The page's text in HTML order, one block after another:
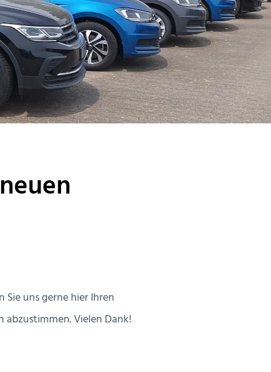
uns gerne hier Ihren
Vielen Dank!